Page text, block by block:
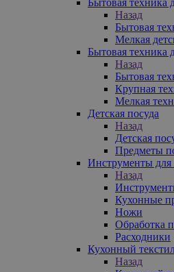
Назад
Бытовая
Мелкая
Бытовая техника
Назад
Бытовая
Крупная
Мелкая
Детская посуда
Назад
Детская
Предметы
Инструменты для
Назад
Кухонные
Ножи
Обработка
Расходники
Кухонный
Назад